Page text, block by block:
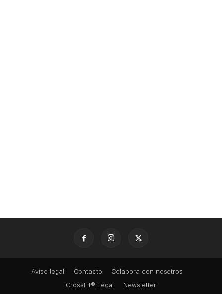
Aviso legal Contacto
Colabora con nosotros
CrossFit® Legal
Newsletter